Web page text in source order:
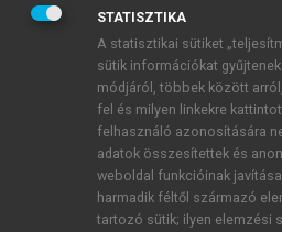
BELÉPÉS SAJÁT
ÚJ FIÓK
1 óra díjmentes hozzáférés
E-MAIL-CÍM
STATISZTIKA
A statisztikai sütiket
sütik információkat
módjáról, többek között
fel és milyen linkekre
felhasználó azonosítására
adatok összesítettek és
weboldal funkcióinak
harmadik féltől származó
tartozó sütik; ilyen elemzési